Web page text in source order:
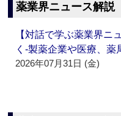
薬業界ニュース解説
【対話で学ぶ薬業界ニ
く‐製薬企業や医療、
2026年07月31日 (金)